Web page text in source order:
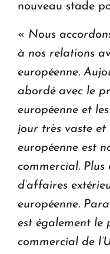
nouveau stade
« Nous
à nos relations
européenne.
abordé avec le
européenne et
jour très vaste et
européenne est
commercial.
d’affaires
européenne.
est également
commercial de